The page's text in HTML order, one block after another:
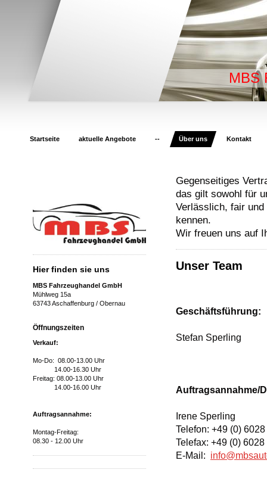
MBS
Startseite aktuelle Angebote -- Über uns Kontakt
Hier finden sie uns
MBS Fahrzeughandel GmbH
Mühlweg 15a
63743 Aschaffenburg / Obernau
Öffnungszeiten
Verkauf:
Mo-Do: 08.00-13.00 Uhr
14.00-16.30 Uhr
Freitag: 08.00-13.00 Uhr
14.00-16.00 Uhr
Auftragsannahme:
Montag-Freitag:
08.30 - 12.00 Uhr
Gegenseitiges
das gilt sowohl für
Verlässlich, fair
kennen.
Wir freuen uns auf
Unser Team
Geschäftsführung:
Stefan Sperling
Auftragsannahme/
Irene Sperling
Telefon: +49 (0)
Telefax: +49 (0)
E-Mail: